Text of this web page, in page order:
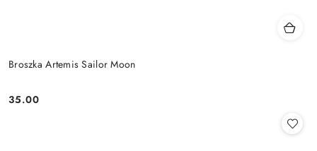
Broszka Artemis Sailor Moon
Cena:
35.00